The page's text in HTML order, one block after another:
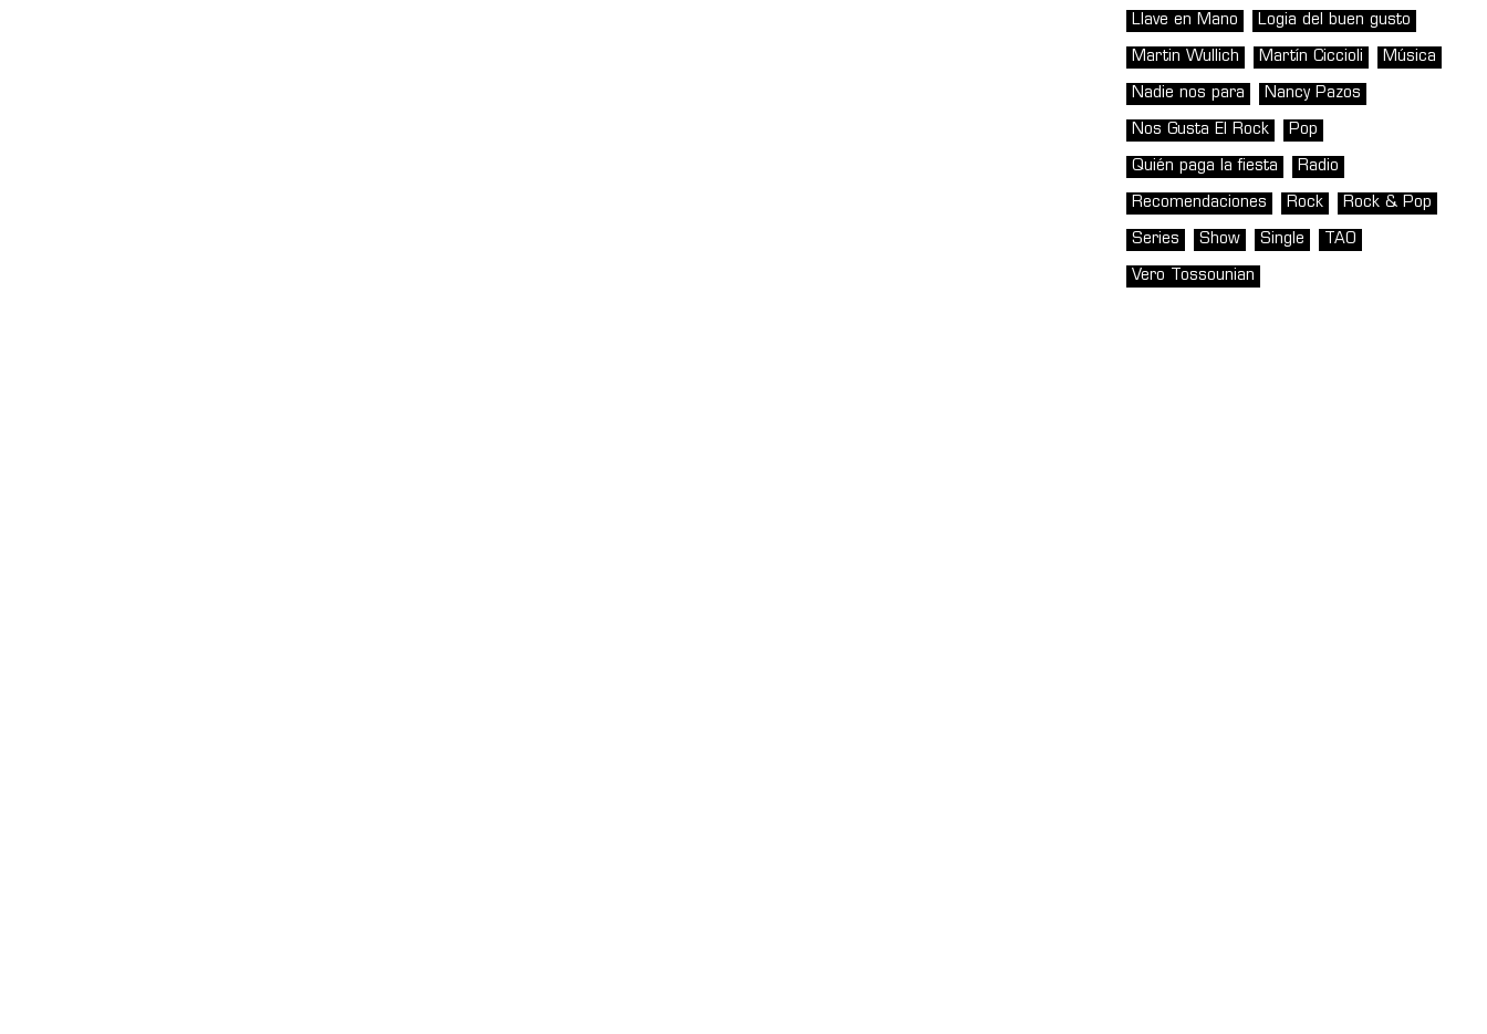
Llave en Mano Logia del buen gusto
Martin Wullich Martín Ciccioli Música
Nadie nos para Nancy Pazos
Nos Gusta El Rock Pop
Quién paga la fiesta Radio
Recomendaciones Rock Rock & Pop
Series Show Single TAO
Vero Tossounian